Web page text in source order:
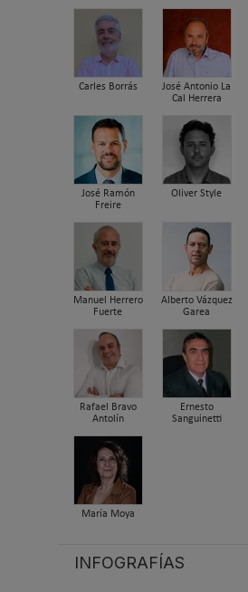
Carles Borrás
José Antonio La
Cal Herrera
José Ramón
Freire
Oliver Style
Manuel Herrero
Fuerte
Alberto Vázquez
Garea
Rafael Bravo
Antolín
Ernesto
Sanguinetti
María Moya
INFOGRAFÍAS